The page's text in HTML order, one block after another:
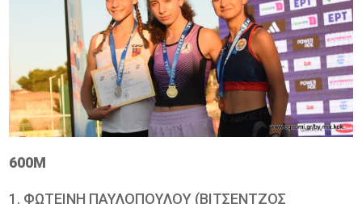
600Μ
1. ΦΩΤΕΙΝΗ ΠΑΥΛΟΠΟΥΛΟΥ (ΒΙΤΣΕΝΤΖΟΣ